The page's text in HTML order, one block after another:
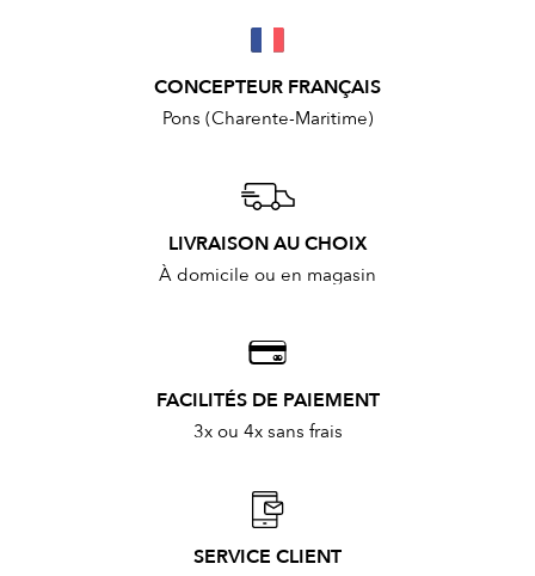
CONCEPTEUR FRANÇAIS
Pons (Charente-Maritime)
LIVRAISON AU CHOIX
À domicile ou en magasin
FACILITÉS DE PAIEMENT
3x ou 4x sans frais
SERVICE CLIENT